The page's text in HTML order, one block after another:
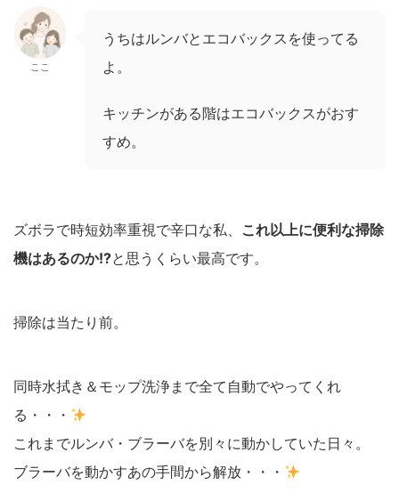
ここ
うちはルンバとエコバックスを使ってる
よ。
キッチンがある階はエコバックスがおす
すめ。
ズボラで時短効率重視で辛口な私、 これ以上に便利な掃除
機はあるのか!?と思うくらい最高です。
掃除は当たり前。
同時水拭き＆モップ洗浄まで全て自動でやってくれ
る・・・
これまでルンバ・ブラーバを別々に動かしていた日々。
ブラーバを動かすあの手間から解放・・・